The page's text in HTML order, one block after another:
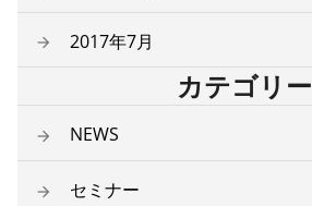
2017年7月
カテゴリー
NEWS
セミナー